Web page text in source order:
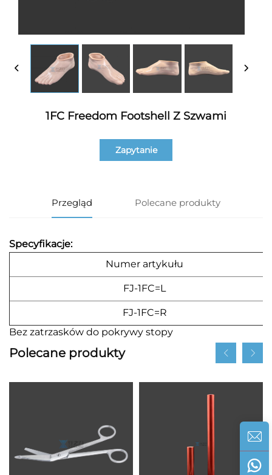
1FC Freedom Footshell Z Szwami
Zapytanie
Przegląd Polecane produkty
Specyfikacje:
Numer artykułu
FJ-1FC=L
FJ-1FC=R
Bez zatrzasków do pokrywy stopy
Polecane produkty